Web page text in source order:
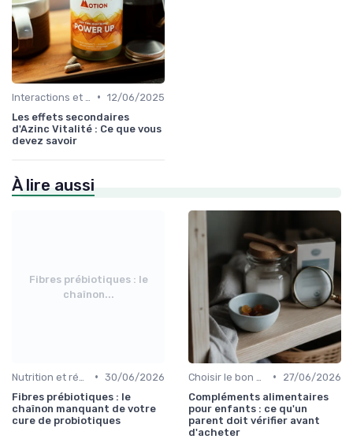
• 12/06/2025
Les effets secondaires
d'Azinc Vitalité : Ce que vous
devez savoir
À lire aussi
Fibres prébiotiques : le
chaînon...
• 30/06/2026
Fibres prébiotiques : le
chaînon manquant de votre
cure de probiotiques
•
27/06/2026
Compléments alimentaires
pour enfants : ce qu'un
parent doit vérifier avant
d'acheter